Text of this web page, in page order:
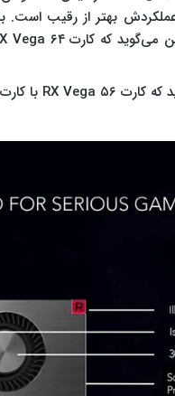
بهتر از رقیب است.